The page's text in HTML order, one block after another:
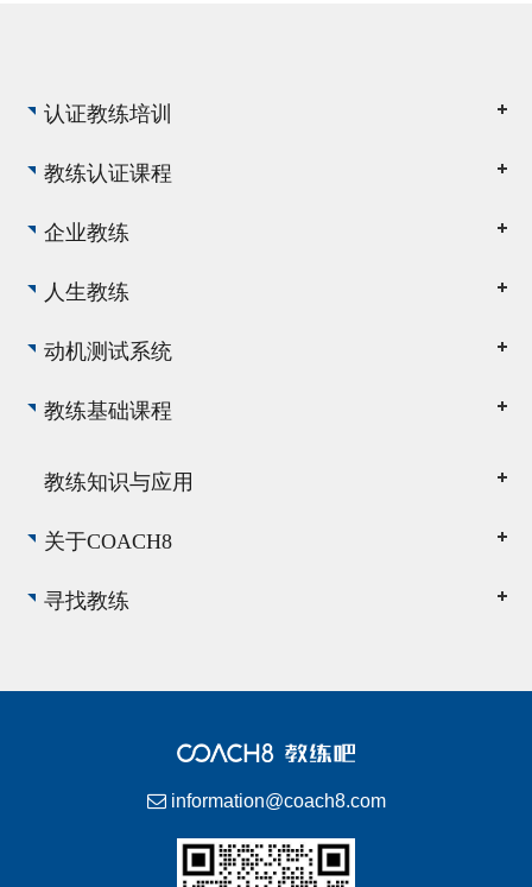
认证教练培训
教练认证课程
企业教练
人生教练
动机测试系统
教练基础课程
教练知识与应用
关于COACH8
寻找教练
information@coach8.com